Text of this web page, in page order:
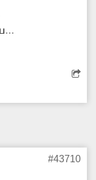
சிரமமடைந்து
அமைத்து
#43710